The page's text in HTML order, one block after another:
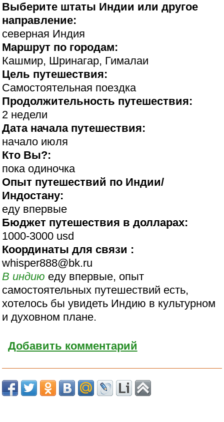
Выберите штаты Индии или другое
направление:
северная Индия
Маршрут по городам:
Кашмир, Шринагар, Гималаи
Цель путешествия:
Самостоятельная поездка
Продолжительность путешествия:
2 недели
Дата начала путешествия:
начало июля
Кто Вы?:
пока одиночка
Опыт путешествий по Индии/
Индостану:
еду впервые
Бюджет путешествия в долларах:
1000-3000 usd
Координаты для связи :
whisper888@bk.ru
В индию еду впервые, опыт
самостоятельных путешествий есть,
хотелось бы увидеть Индию в культурном
и духовном плане.
Добавить комментарий